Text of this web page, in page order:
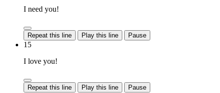
I need you!
Repeat this line Play this line Pause
15
I love you!
Repeat this line Play this line Pause